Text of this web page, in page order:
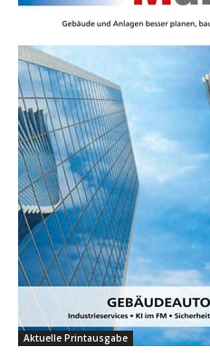
Aktuelle Printausgabe